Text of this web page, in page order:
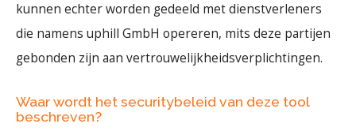
kunnen echter worden gedeeld met dienstverleners
die namens uphill GmbH opereren, mits deze partijen
gebonden zijn aan vertrouwelijkheidsverplichtingen.
Waar wordt het securitybeleid van deze tool
beschreven?